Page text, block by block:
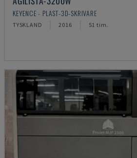
KEYENCE - PLAST-3D-SKRIVARE
TYSKLAND 2016 51 tim.